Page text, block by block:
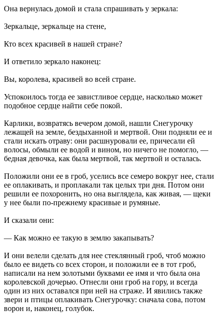
Она вернулась домой и стала спрашивать у зеркала:
Зеркальце, зеркальце на стене,
Кто всех красивей в нашей стране?
И ответило зеркало наконец:
Вы, королева, красивей во всей стране.
Успокоилось тогда ее завистливое сердце, насколько может
подобное сердце найти себе покой.
Карлики, возвратясь вечером домой, нашли Снегурочку
лежащей на земле, бездыханной и мертвой. Они подняли ее и
стали искать отраву: они расшнуровали ее, причесали ей
волосы, обмыли ее водой и вином, но ничего не помогло, —
бедная девочка, как была мертвой, так мертвой и осталась.
Положили они ее в гроб, уселись все семеро вокруг нее, стали
ее оплакивать, и проплакали так целых три дня. Потом они
решили ее похоронить, но она выглядела, как живая, — щеки
у нее были по-прежнему красивые и румяные.
И сказали они:
— Как можно ее такую в землю закапывать?
И они велели сделать для нее стеклянный гроб, чтоб можно
было ее видеть со всех сторон, и положили ее в тот гроб,
написали на нем золотыми буквами ее имя и что была она
королевской дочерью. Отнесли они гроб на гору, и всегда
один из них оставался при ней на страже. И явились также
звери и птицы оплакивать Снегурочку: сначала сова, потом
ворон и, наконец, голубок.